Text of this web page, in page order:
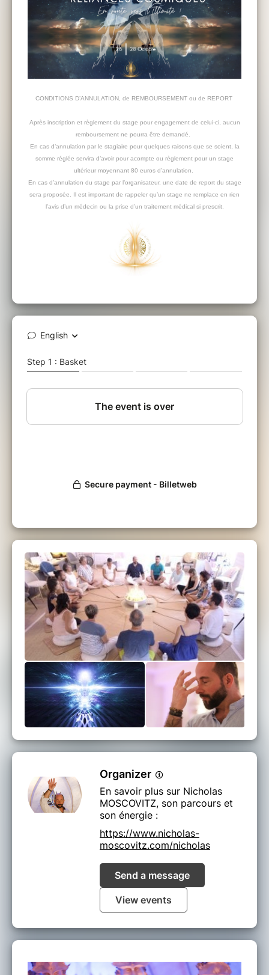
CONDITIONS D’ANNULATION, de REMBOURSEMENT ou de REPORT
Après inscription et règlement du stage pour engagement de celui-ci, aucun
remboursement ne pourra être demandé.
En cas d’annulation par le stagiaire pour quelques raisons que se soient, la
somme réglée servira d’avoir pour acompte ou règlement pour un stage
ultérieur moyennant 80 euros d’annulation.
En cas d’annulation du stage par l’organisateur, une date de report du stage
sera proposée. Il est important de rappeler qu’un stage ne remplace en rien
l’avis d’un médecin ou la prise d’un traitement médical si prescrit.
Organizer
En savoir plus sur Nicholas
MOSCOVITZ, son parcours et
son énergie :
https://www.nicholas-
moscovitz.com/nicholas
Send a message
View events